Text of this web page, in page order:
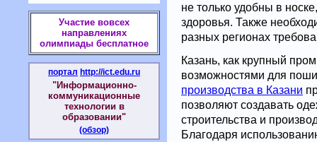
не только удобны в
здоровья. Также
разных регионах
Казань, как крупный
возможностями для
производства в Казани
позволяют создавать
строительства и
Благодаря
Участие вовсех
направлениях
олимпиады бесплатное
портал http://ict.edu.ru
"Информационно-
коммуникационные
технологии в
образовании"
(обзор)